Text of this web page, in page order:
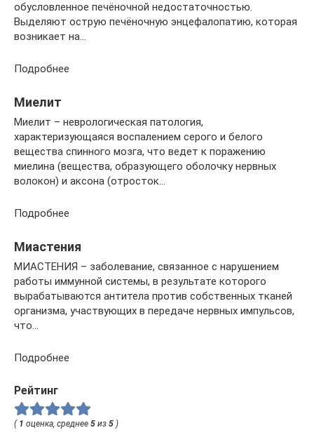
обусловленное печёночной недостаточностью.
Выделяют острую печёночную энцефалопатию, которая
возникает на…
Подробнее
Миелит
Миелит – неврологическая патология,
характеризующаяся воспалением серого и белого
вещества спинного мозга, что ведет к поражению
миелина (вещества, образующего оболочку нервных
волокон) и аксона (отросток…
Подробнее
Миастения
МИАСТЕНИЯ – заболевание, связанное с нарушением
работы иммунной системы, в результате которого
вырабатываются антитела против собственных тканей
организма, участвующих в передаче нервных импульсов,
что…
Подробнее
Рейтинг
( 1 оценка, среднее 5 из 5 )